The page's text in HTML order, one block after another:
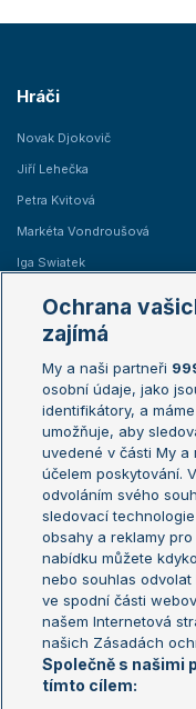
Hráči
Novak Djokovič
Jiří Lehečka
Petra Kvitová
Markéta Vondroušová
Iga Swiatek
Žebříčky
Žebříček ATP (muži)
Žebříček WTA (ženy)
Sázkařský žebříček
Aktualní trendy
Fotbalové přestupy
Livesport Daily
LS Prague Open
Ochrana
zajímá
My a naši partneři
osobní údaje, jako
identifikátory, a
umožňuje, aby
uvedené v části My
účelem poskytování.
odvoláním svého
sledovací
obsahy a reklamy
nabídku můžete
nebo souhlas
ve spodní části
našem Internetová
našich Zásadách
Společně s našimi
tímto cílem: